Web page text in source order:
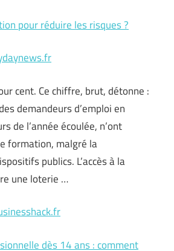
pour réduire les risques ?
cent. Ce chiffre, brut, détonne :
demandeurs d’emploi en
de l’année écoulée, n’ont
formation, malgré la
publics. L’accès à la
une loterie …
dès 14 ans : comment